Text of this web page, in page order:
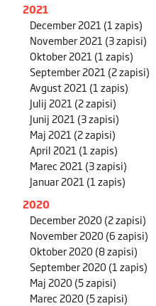
2021
December 2021 (1 zapis)
November 2021 (3 zapisi)
Oktober 2021 (1 zapis)
September 2021 (2 zapisi)
Avgust 2021 (1 zapis)
Julij 2021 (2 zapisi)
Junij 2021 (3 zapisi)
Maj 2021 (2 zapisi)
April 2021 (1 zapis)
Marec 2021 (3 zapisi)
Januar 2021 (1 zapis)
2020
December 2020(2 zapisi)
November 2020(6 zapisi)
Oktober 2020(8 zapisi)
September 2020(1 zapis)
Maj 2020(5 zapisi)
Marec 2020(5 zapisi)